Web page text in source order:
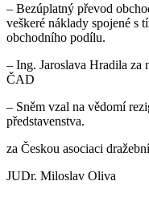
– Bezúplatný převod
veškeré náklady spojené s
obchodního podílu.
– Ing. Jaroslava Hradila za
ČAD
– Sněm vzal na vědomí
představenstva.
za Českou asociaci
JUDr. Miloslav Oliva